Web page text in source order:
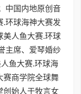
中国内地原创音
.环球海神大赛发
美人鱼大赛.环球
主席、爱琴婚纱
鱼大赛.环球海
赛商学院全球舞
创始人于牧言女